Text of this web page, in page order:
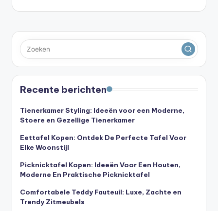
Recente berichten
Tienerkamer Styling: Ideeën voor een Moderne,
Stoere en Gezellige Tienerkamer
Eettafel Kopen: Ontdek De Perfecte Tafel Voor
Elke Woonstijl
Picknicktafel Kopen: Ideeën Voor Een Houten,
Moderne En Praktische Picknicktafel
Comfortabele Teddy Fauteuil: Luxe, Zachte en
Trendy Zitmeubels